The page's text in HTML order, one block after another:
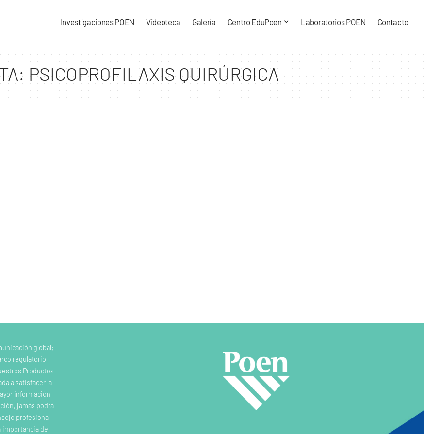
Investigaciones POEN Videoteca Galería Centro EduPoen Laboratorios POEN Contacto
PSICOPROFILAXIS QUIRÚRGICA
global;
regulatorio
Productos
a satisfacer la
información
jamás podrá
profesional
importancia de